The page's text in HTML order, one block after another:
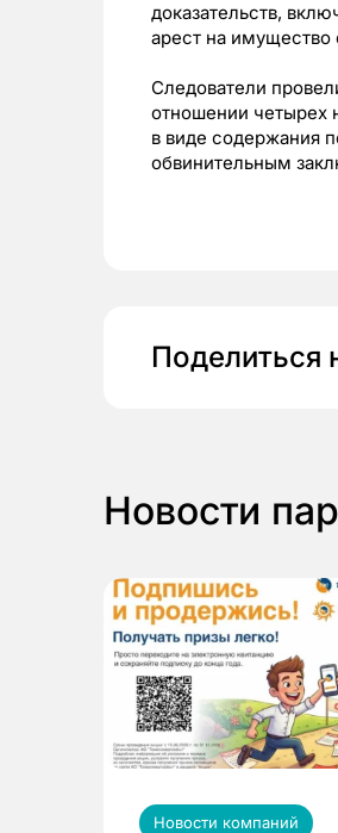
доказательств,
арест на
Следователи
отношении четырех
в виде содержания
обвинительным
Поделиться
Новости
Новости компаний